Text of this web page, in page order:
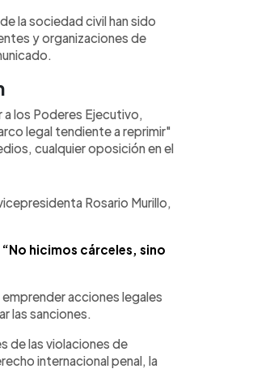
la sociedad civil han sido
y organizaciones de
los Poderes Ejecutivo,
legal tendiente a reprimir"
cualquier oposición en el
Rosario Murillo,
hicimos cárceles, sino
acciones legales
las sanciones.
de las violaciones de
internacional penal, la